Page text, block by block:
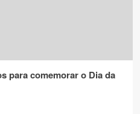
para comemorar o Dia da